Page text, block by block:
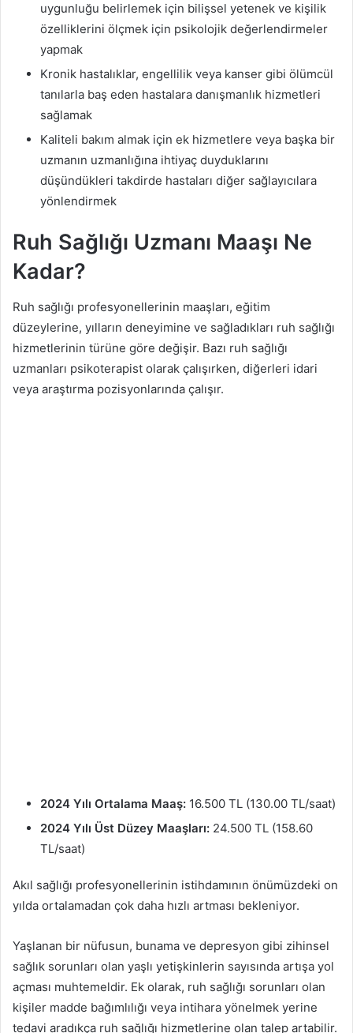
uygunluğu belirlemek için bilişsel yetenek ve kişilik
özelliklerini ölçmek için psikolojik değerlendirmeler
yapmak
Kronik hastalıklar, engellilik veya kanser gibi ölümcül
tanılarla baş eden hastalara danışmanlık hizmetleri
sağlamak
Kaliteli bakım almak için ek hizmetlere veya başka bir
uzmanın uzmanlığına ihtiyaç duyduklarını
düşündükleri takdirde hastaları diğer sağlayıcılara
yönlendirmek
Ruh Sağlığı Uzmanı Maaşı Ne
Kadar?
Ruh sağlığı profesyonellerinin maaşları, eğitim
düzeylerine, yılların deneyimine ve sağladıkları ruh sağlığı
hizmetlerinin türüne göre değişir. Bazı ruh sağlığı
uzmanları psikoterapist olarak çalışırken, diğerleri idari
veya araştırma pozisyonlarında çalışır.
2024 Yılı Ortalama Maaş: 16.500 TL (130.00 TL/saat)
2024 Yılı Üst Düzey Maaşları: 24.500 TL (158.60
TL/saat)
Akıl sağlığı profesyonellerinin istihdamının önümüzdeki on
yılda ortalamadan çok daha hızlı artması bekleniyor.
Yaşlanan bir nüfusun, bunama ve depresyon gibi zihinsel
sağlık sorunları olan yaşlı yetişkinlerin sayısında artışa yol
açması muhtemeldir. Ek olarak, ruh sağlığı sorunları olan
kişiler madde bağımlılığı veya intihara yönelmek yerine
tedavi aradıkça ruh sağlığı hizmetlerine olan talep artabilir.